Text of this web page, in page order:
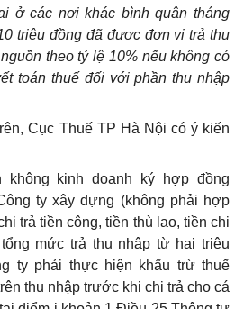
ở các nơi khác bình quân tháng
triệu đồng đã được đơn vị trả thu
theo tỷ lệ 10% nếu không có
toán thuế đối với phần thu nhập
Cục Thuế TP Hà Nội có ý kiến
không kinh doanh ký hợp đồng
ty xây dựng (không phải hợp
trả tiền công, tiền thù lao, tiền chi
mức trả thu nhập từ hai triệu
ty phải thực hiện khấu trừ thuế
thu nhập trước khi chi trả cho cá